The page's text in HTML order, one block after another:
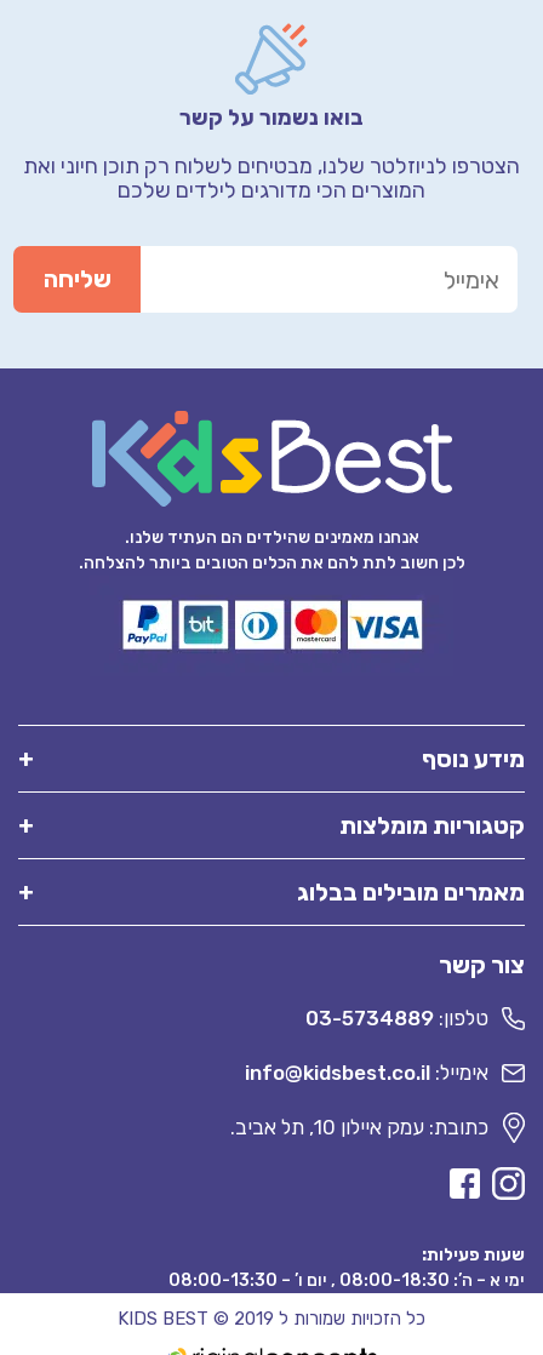
בואו נשמור על קשר
הצטרפו לניוזלטר שלנו, מבטיחים לשלוח רק תוכן חיוני ואת
המוצרים הכי מדורגים לילדים שלכם
אנחנו מאמינים שהילדים הם העתיד שלנו.
לכן חשוב לתת להם את הכלים הטובים ביותר להצלחה.
מידע נוסף
קטגוריות מומלצות
מאמרים מובילים בבלוג
צור קשר
טלפון: 03-5734889
אימייל: info@kidsbest.co.il
כתובת: עמק איילון 10, תל אביב.
שעות פעילות:
ימי א – ה’: 08:00-18:30 , יום ו’ – 08:00-13:30
כל הזכויות שמורות ל KIDS BEST © 2019